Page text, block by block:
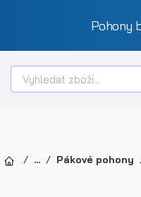
Pohony
... Pákové pohony